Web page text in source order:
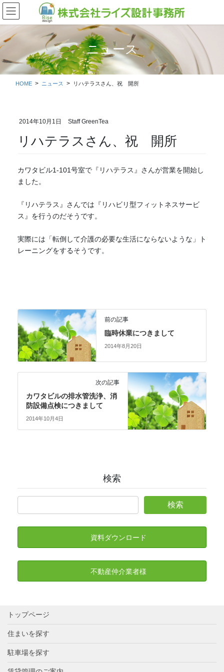
コ
ン
テ
ツ
移
ナ
ビ
ゲ
シ
ン
ニュース
HOME ニュース リハテラスさん、祝 開所
2014年10月1日 Staff GreenTea
リハテラスさん、祝 開所
カワタビル1-101号室で『リハテラス』さんが営業を開始し
ました。
『リハテラス』さんでは『リハビリ型フィットネスサービ
ス』を行うのだそうです。
実際には「転倒して介護の必要な生活にならないような」ト
レーニングをするそうです。
前の記事
臨時休業につきまして
2014年8月20日
次の記事
カワタビルの排水管洗浄、消
防設備点検につきまして
2014年10月4日
検索
資料ダウンロード
不動産仲介業者様
トップページ
住まいを探す
駐車場を探す